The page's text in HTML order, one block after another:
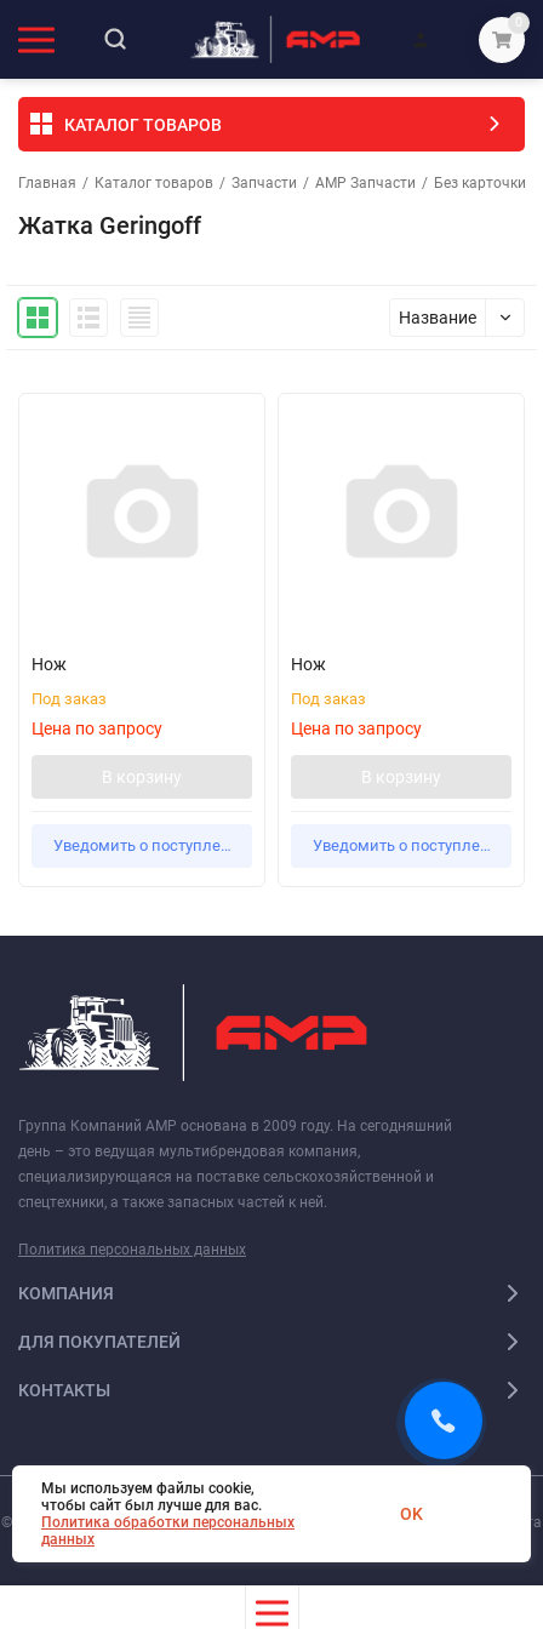
0
КАТАЛОГ ТОВАРОВ
Главная / Каталог товаров / Запчасти / АМР Запчасти / Без карточки
Жатка Geringoff
Название
Нож
Под заказ
Цена по запросу
В корзину
Уведомить о поступлении
Нож
Под заказ
Цена по запросу
В корзину
Уведомить о поступлении
Группа Компаний АМР основана в 2009 году. На сегодняшний
день – это ведущая мультибрендовая компания,
специализирующаяся на поставке сельскохозяйственной и
спецтехники, а также запасных частей к ней.
Политика персональных данных
КОМПАНИЯ
ДЛЯ ПОКУПАТЕЛЕЙ
КОНТАКТЫ
© 2026. Все права защищены. Digi-Web.ru — создание и поддержка сайта
Мы используем файлы cookie,
чтобы сайт был лучше для вас.
Политика обработки персональных
данных
OK